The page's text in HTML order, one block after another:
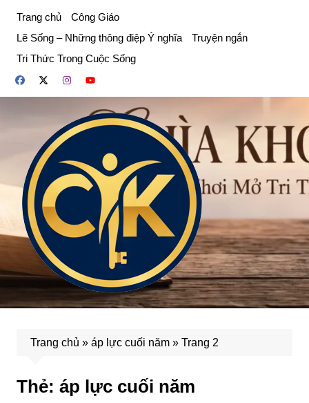
phần
dung
Trang chủ
Công Giáo
Lẽ Sống – Những thông điệp Ý nghĩa
Truyện ngắn
Tri Thức Trong Cuộc Sống
Trang chủ » áp lực cuối năm» Trang 2
Thẻ: áp lực cuối năm